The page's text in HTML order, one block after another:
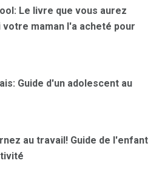
Le livre que vous aurez
maman l'a acheté pour
Guide d'un adolescent au
au travail! Guide de l'enfant